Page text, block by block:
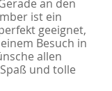
an den
ist ein
geeignet,
Besuch in
allen
und tolle